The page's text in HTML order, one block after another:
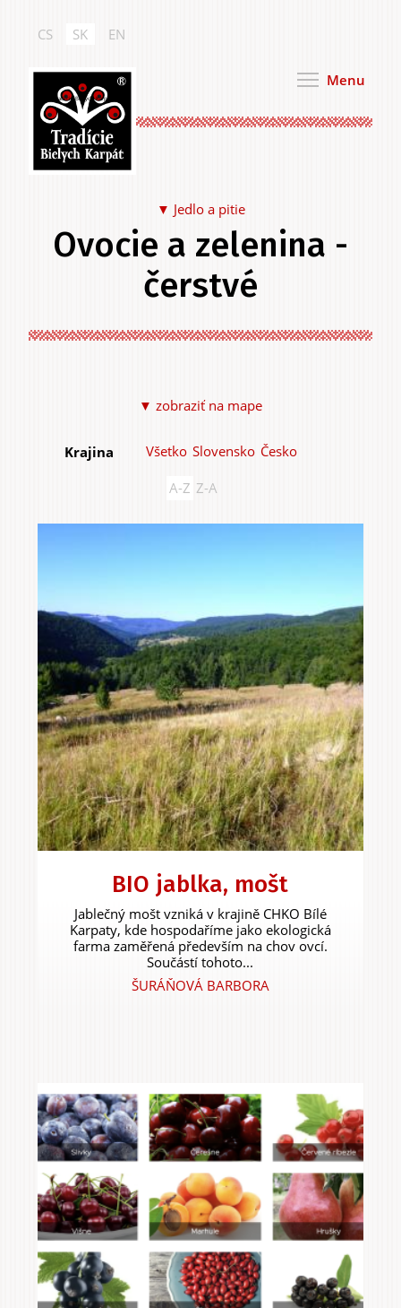
obsah
Tradície Bielych Karpát
Menu
CS SK EN
Jedlo a pitie
Jedlo a pitie
Na seba
Do záhrady a sadu
Služby
Zážitky
a agroturistika
Ovocie a zelenina -
čerstvé
▼ zobraziť na mape
Krajina Všetko Slovensko Česko
A-Z Z-A
BIO jablka, mošt
Jablečný mošt vzniká v krajině CHKO Bílé
Karpaty, kde hospodaříme jako ekologická
farma zaměřená především na chov ovcí.
Součástí tohoto...
ŠURÁŇOVÁ BARBORA